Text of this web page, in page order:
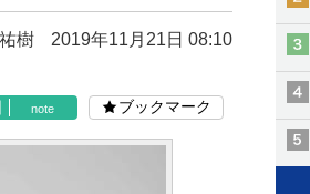
樹 2019年11月21日 08:10
note ブックマーク